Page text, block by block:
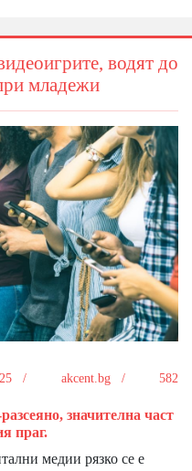
водят до
младежи
/ akcent.bg / 582
значителна част
праг.
медии рязко се е